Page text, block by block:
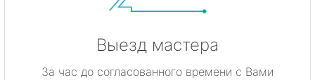
Выезд мастера
За час до согласованного времени с Вами